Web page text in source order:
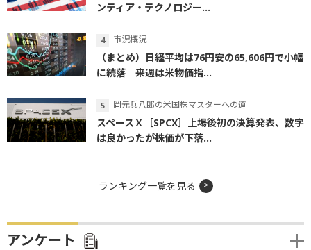
ンティア・テクノロジー...
市況概況
（まとめ）日経平均は76円安の65,606円で小幅
に続落 来週は米物価指...
岡元兵八郎の米国株マスターへの道
スペースＸ［SPCX］上場後初の決算発表、数字
は良かったが株価が下落...
ランキング一覧を見る
アンケート